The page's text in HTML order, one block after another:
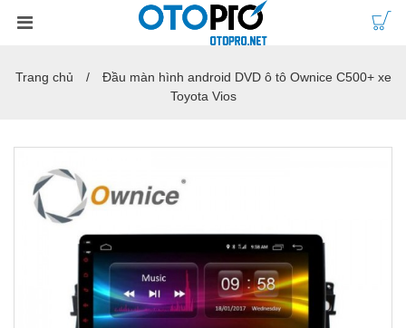
Trang chủ
Đầu màn hình android DVD ô tô Ownice C500+ xe
Toyota Vios